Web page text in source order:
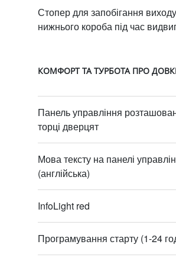
Стопер для запобігання
нижнього короба під час
КОМФОРТ ТА ТУРБОТА ПРО
Панель управління
торці дверцят
Мова тексту на панелі
(англійська)
InfoLight red
Програмування старту (1-24